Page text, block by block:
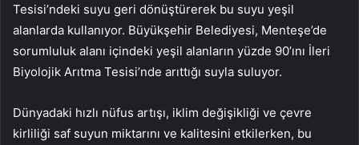
Tesisi’ndeki suyu geri dönüştürerek bu suyu yeşil
alanlarda kullanıyor. Büyükşehir Belediyesi, Menteşe’de
sorumluluk alanı içindeki yeşil alanların yüzde 90’ını İleri
Biyolojik Arıtma Tesisi’nde arıttığı suyla suluyor.
Dünyadaki hızlı nüfus artışı, iklim değişikliği ve çevre
kirliliği saf suyun miktarını ve kalitesini etkilerken, bu